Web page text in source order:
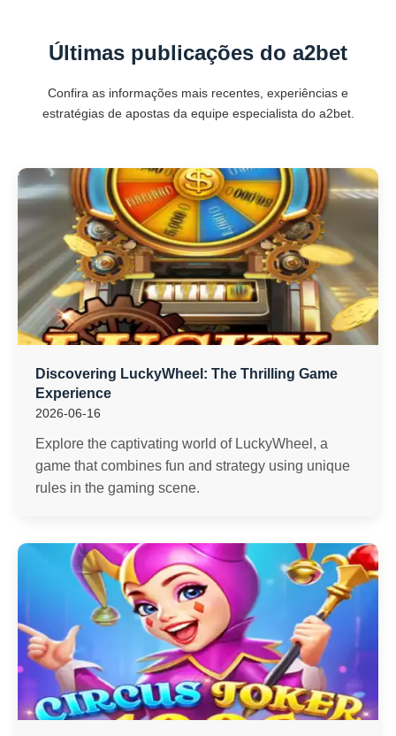
Últimas publicações do a2bet
Confira as informações mais recentes, experiências e
estratégias de apostas da equipe especialista do a2bet.
Discovering LuckyWheel: The Thrilling Game
Experience
2026-06-16
Explore the captivating world of LuckyWheel, a
game that combines fun and strategy using unique
rules in the gaming scene.